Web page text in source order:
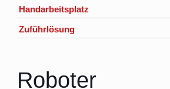
Handarbeitsplatz
Zuführlösung
Roboter